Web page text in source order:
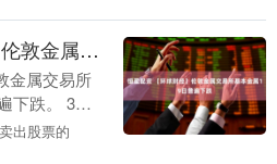
恒盈配资 【环球财经】伦敦金属交易所基本金属19日普遍下跌
金属交易所
下跌。 3个
比前一交
元，....
出股票的